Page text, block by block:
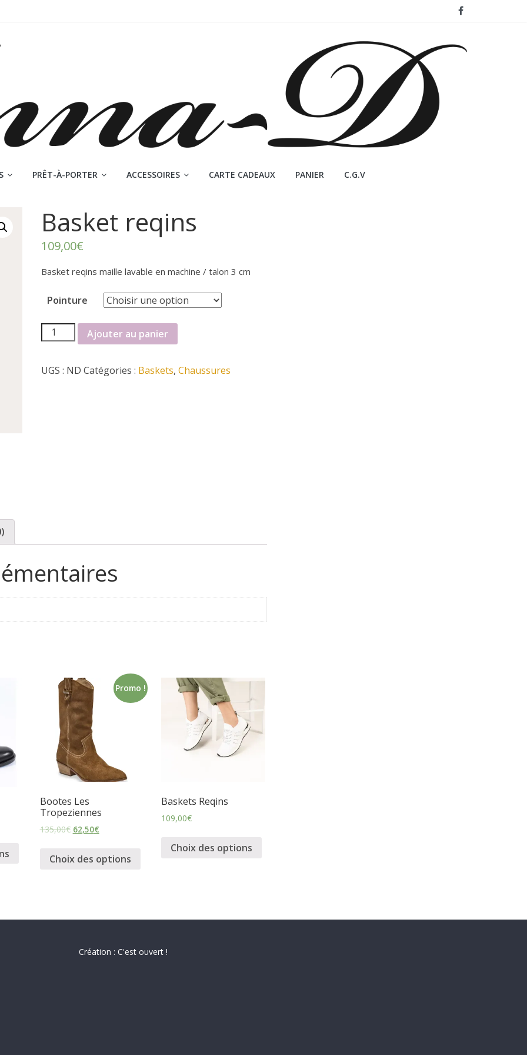
PRÊT-À-PORTER ACCESSOIRES CARTE CADEAUX PANIER C.G.V
Basket reqins
109,00€
Basket reqins maille lavable en machine / talon 3 cm
Pointure
quantité
de
reqins
Ajouter au panier
UGS : ND Catégories : Baskets, Chaussures
Promo !
Bootes Les
Tropeziennes
135,00€ 62,50€
Choix des options
Baskets Reqins
109,00€
Choix des options
Création : C'est ouvert !